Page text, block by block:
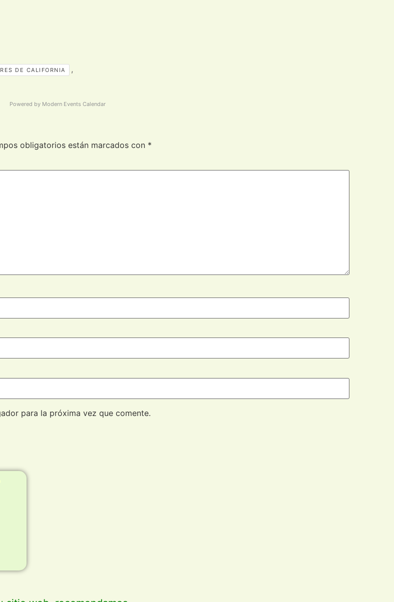
DE CALIFORNIA ,
Powered by Modern Events Calendar
obligatorios están marcados con *
para la próxima vez que comente.